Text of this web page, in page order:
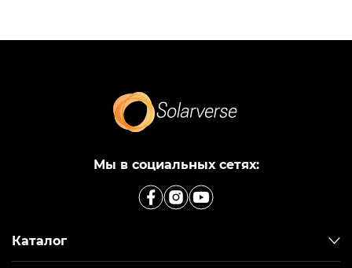
Мы в социальных сетях:
Каталог